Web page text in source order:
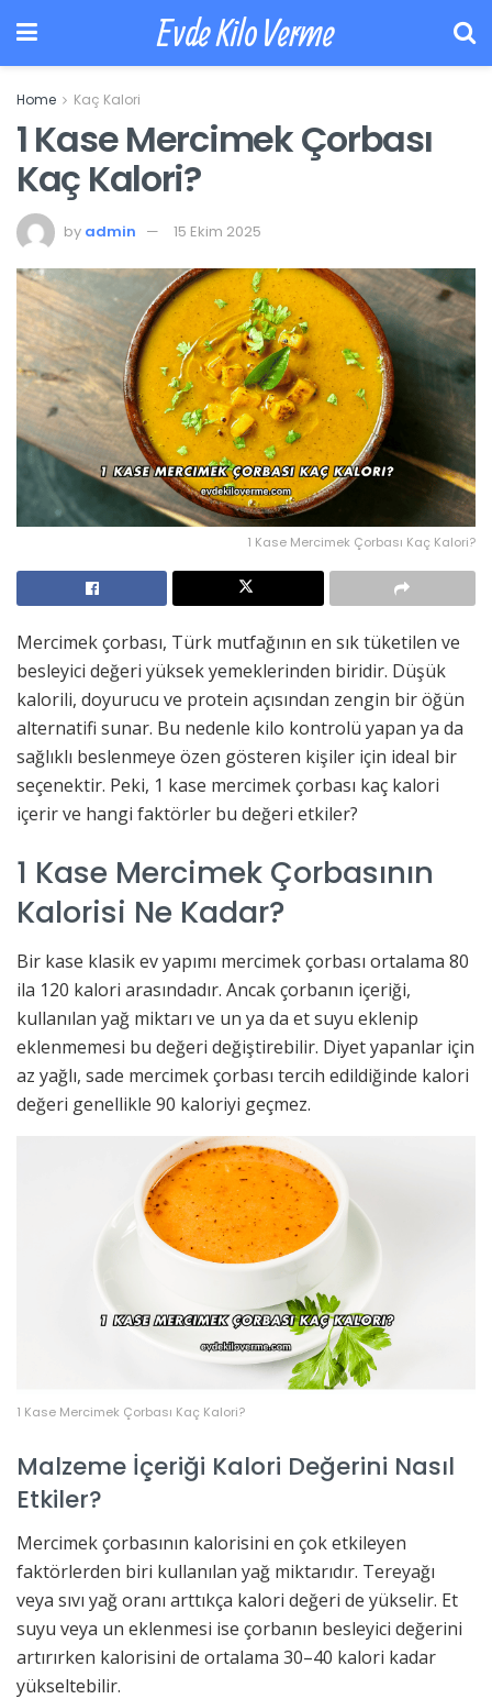
Evde Kilo Verme
Home Kaç Kalori
1 Kase Mercimek Çorbası
Kaç Kalori?
by admin 15 Ekim 2025
1 Kase Mercimek Çorbası Kaç Kalori?
Mercimek çorbası, Türk mutfağının en sık tüketilen ve
besleyici değeri yüksek yemeklerinden biridir. Düşük
kalorili, doyurucu ve protein açısından zengin bir öğün
alternatifi sunar. Bu nedenle kilo kontrolü yapan ya da
sağlıklı beslenmeye özen gösteren kişiler için ideal bir
seçenektir. Peki, 1 kase mercimek çorbası kaç kalori
içerir ve hangi faktörler bu değeri etkiler?
1 Kase Mercimek Çorbasının
Kalorisi Ne Kadar?
Bir kase klasik ev yapımı mercimek çorbası ortalama 80
ila 120 kalori arasındadır. Ancak çorbanın içeriği,
kullanılan yağ miktarı ve un ya da et suyu eklenip
eklenmemesi bu değeri değiştirebilir. Diyet yapanlar için
az yağlı, sade mercimek çorbası tercih edildiğinde kalori
değeri genellikle 90 kaloriyi geçmez.
1 Kase Mercimek Çorbası Kaç Kalori?
Malzeme İçeriği Kalori Değerini Nasıl
Etkiler?
Mercimek çorbasının kalorisini en çok etkileyen
faktörlerden biri kullanılan yağ miktarıdır. Tereyağı
veya sıvı yağ oranı arttıkça kalori değeri de yükselir. Et
suyu veya un eklenmesi ise çorbanın besleyici değerini
artırırken kalorisini de ortalama 30–40 kalori kadar
yükseltebilir.